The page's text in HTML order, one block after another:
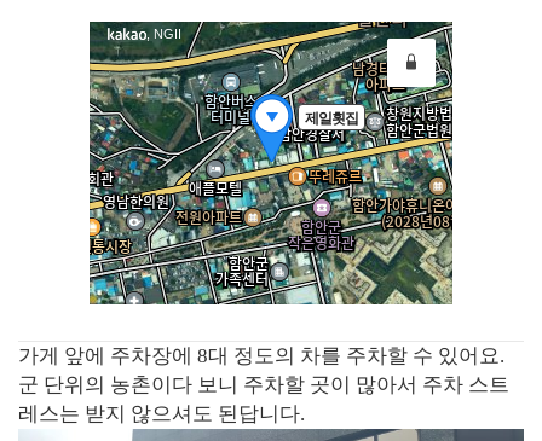
가게 앞에 주차장에 8대 정도의 차를 주차할 수 있어요.
군 단위의 농촌이다 보니 주차할 곳이 많아서 주차 스트
레스는 받지 않으셔도 된답니다.